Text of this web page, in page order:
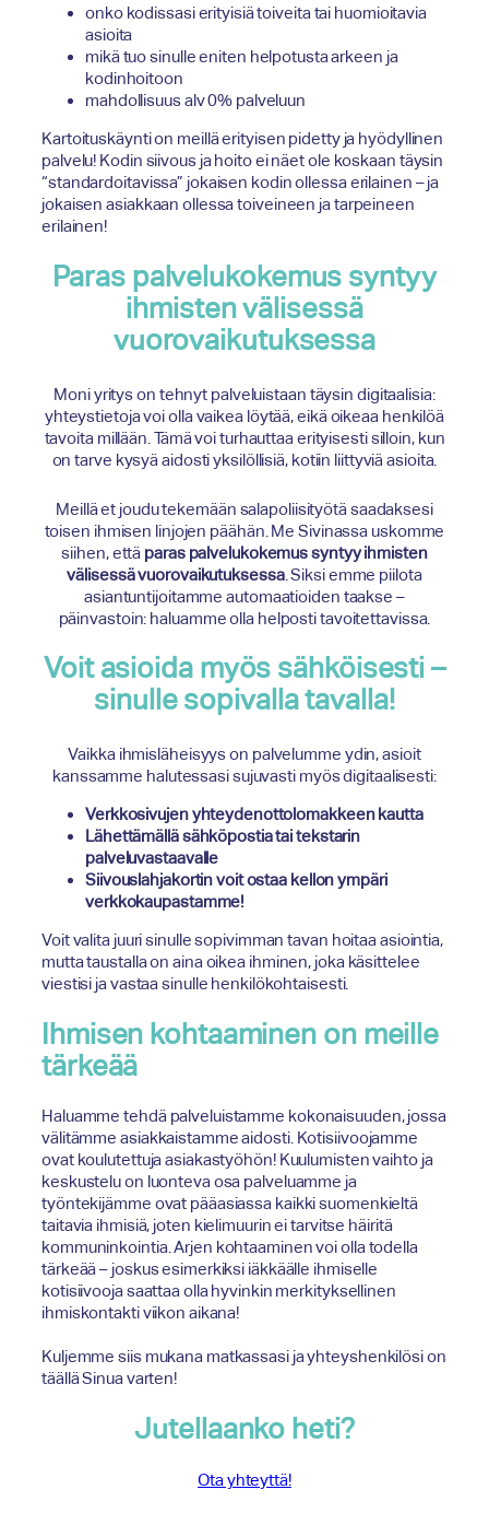
onko kodissasi erityisiä toiveita tai huomioitavia
asioita
mikä tuo sinulle eniten helpotusta arkeen ja
kodinhoitoon
mahdollisuus alv 0% palveluun
Kartoituskäynti on meillä erityisen pidetty ja hyödyllinen
palvelu! Kodin siivous ja hoito ei näet ole koskaan täysin
“standardoitavissa” jokaisen kodin ollessa erilainen – ja
jokaisen asiakkaan ollessa toiveineen ja tarpeineen
erilainen!
Paras palvelukokemus syntyy
ihmisten välisessä
vuorovaikutuksessa
Moni yritys on tehnyt palveluistaan täysin digitaalisia:
yhteystietoja voi olla vaikea löytää, eikä oikeaa henkilöä
tavoita millään. Tämä voi turhauttaa erityisesti silloin, kun
on tarve kysyä aidosti yksilöllisiä, kotiin liittyviä asioita.
Meillä et joudu tekemään salapoliisityötä saadaksesi
toisen ihmisen linjojen päähän. Me Sivinassa uskomme
siihen, että paras palvelukokemus syntyy ihmisten
välisessä vuorovaikutuksessa. Siksi emme piilota
asiantuntijoitamme automaatioiden taakse –
päinvastoin: haluamme olla helposti tavoitettavissa.
Voit asioida myös sähköisesti –
sinulle sopivalla tavalla!
Vaikka ihmisläheisyys on palvelumme ydin, asioit
kanssamme halutessasi sujuvasti myös digitaalisesti:
Verkkosivujen yhteydenottolomakkeen kautta
Lähettämällä sähköpostia tai tekstarin
palveluvastaavalle
Siivouslahjakortin voit ostaa kellon ympäri
verkkokaupastamme!
Voit valita juuri sinulle sopivimman tavan hoitaa asiointia,
mutta taustalla on aina oikea ihminen, joka käsittelee
viestisi ja vastaa sinulle henkilökohtaisesti.
Ihmisen kohtaaminen on meille
tärkeää
Haluamme tehdä palveluistamme kokonaisuuden, jossa
välitämme asiakkaistamme aidosti. Kotisiivoojamme
ovat koulutettuja asiakastyöhön! Kuulumisten vaihto ja
keskustelu on luonteva osa palveluamme ja
työntekijämme ovat pääasiassa kaikki suomenkieltä
taitavia ihmisiä, joten kielimuurin ei tarvitse häiritä
kommuninkointia. Arjen kohtaaminen voi olla todella
tärkeää – joskus esimerkiksi iäkkäälle ihmiselle
kotisiivooja saattaa olla hyvinkin merkityksellinen
ihmiskontakti viikon aikana!
Kuljemme siis mukana matkassasi ja yhteyshenkilösi on
täällä Sinua varten!
Jutellaanko heti?
Ota yhteyttä!